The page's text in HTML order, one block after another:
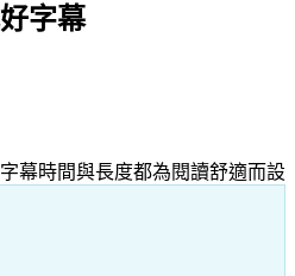
字幕
字幕時間與長度都為閱讀舒適而設